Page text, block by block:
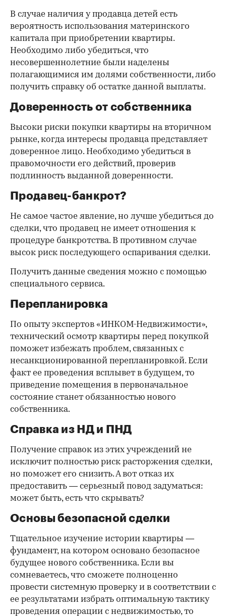
В случае наличия у продавца детей есть
вероятность использования материнского
капитала при приобретении квартиры.
Необходимо либо убедиться, что
несовершеннолетние были наделены
полагающимися им долями собственности, либо
получить справку об остатке данной выплаты.
Доверенность от собственника
Высоки риски покупки квартиры на вторичном
рынке, когда интересы продавца представляет
доверенное лицо. Необходимо убедиться в
правомочности его действий, проверив
подлинность выданной доверенности.
Продавец-банкрот?
Не самое частое явление, но лучше убедиться до
сделки, что продавец не имеет отношения к
процедуре банкротства. В противном случае
высок риск последующего оспаривания сделки.
Получить данные сведения можно с помощью
специального сервиса.
Перепланировка
По опыту экспертов «ИНКОМ-Недвижимости»,
технический осмотр квартиры перед покупкой
поможет избежать проблем, связанных с
несанкционированной перепланировкой. Если
факт ее проведения всплывет в будущем, то
приведение помещения в первоначальное
состояние станет обязанностью нового
собственника.
Справка из НД и ПНД
Получение справок из этих учреждений не
исключит полностью риск расторжения сделки,
но поможет его снизить. А вот отказ их
предоставить — серьезный повод задуматься:
может быть, есть что скрывать?
Основы безопасной сделки
Тщательное изучение истории квартиры —
фундамент, на котором основано безопасное
будущее нового собственника. Если вы
сомневаетесь, что сможете полноценно
провести системную проверку и в соответствии с
ее результатами избрать оптимальную тактику
проведения операции с недвижимостью, то